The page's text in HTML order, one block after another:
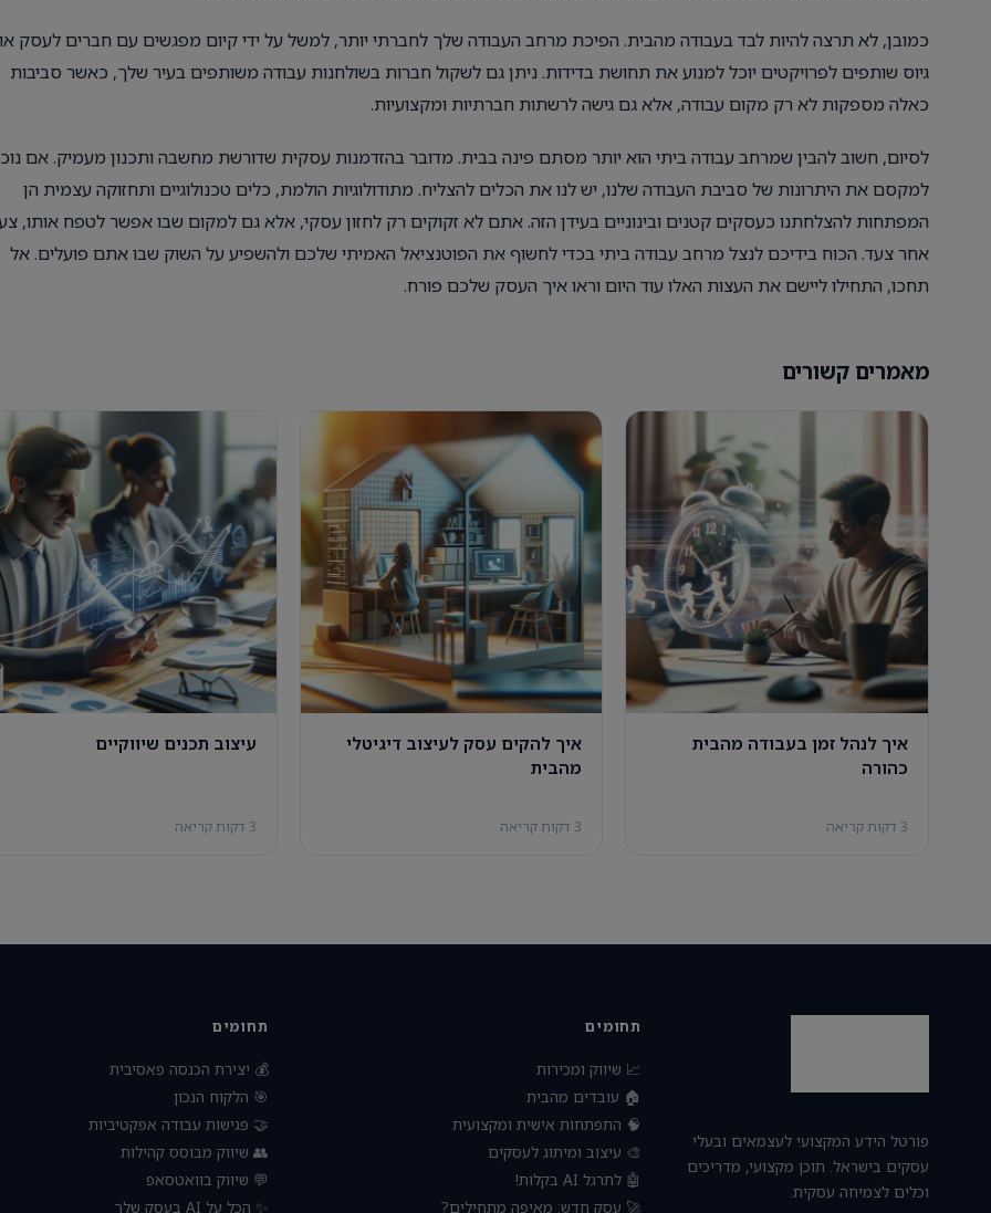
כמובן, לא תרצה להיות לבד בעבודה מהבית. הפיכת מרחב העבודה שלך לחברתי יותר, למשל על ידי קיום מפגשים עם חברים לעסק או
גיוס שותפים לפרויקטים יוכל למנוע את תחושת בדידות. ניתן גם לשקול חברות בשולחנות עבודה משותפים בעיר שלך, כאשר סביבות
כאלה מספקות לא רק מקום עבודה, אלא גם גישה לרשתות חברתיות ומקצועיות.
לסיום, חשוב להבין שמרחב עבודה ביתי הוא יותר מסתם פינה בבית. מדובר בהזדמנות עסקית שדורשת מחשבה ותכנון מעמיק. אם
למקסם את היתרונות של סביבת העבודה שלנו, יש לנו את הכלים להצליח. מתודולוגיות הולמת, כלים טכנולוגיים ותחזוקה עצמית הן
המפתחות להצלחתנו כעסקים קטנים ובינוניים בעידן הזה. אתם לא זקוקים רק לחזון עסקי, אלא גם למקום שבו אפשר לטפח אותו,
אחר צעד. הכוח בידיכם לנצל מרחב עבודה ביתי בכדי לחשוף את הפוטנציאל האמיתי שלכם ולהשפיע על השוק שבו אתם פועלים. אל
תחכו, התחילו ליישם את העצות האלו עוד היום וראו איך העסק שלכם פורח.
מאמרים קשורים
איך לנהל זמן בעבודה מהבית
כהורה
3 דקות קריאה
איך להקים עסק לעיצוב דיגיטלי
מהבית
3 דקות קריאה
עיצוב תכנים שיווקיים
3 דקות קריאה
פורטל הידע המקצועי לעצמאים ובעלי
עסקים בישראל. תוכן מקצועי, מדריכים
וכלים לצמיחה עסקית.
תחומים
📈 שיווק ומכירות
🏠 עובדים מהבית
🧠 התפתחות אישית ומקצועית
🎨 עיצוב ומיתוג לעסקים
🤖 לתרגל AI בקלות!
🚀 עסק חדש: מאיפה מתחילים?
תחומים
💰 יצירת הכנסה פאסיבית
🎯 הלקוח הנכון
🤝 פגישות עבודה אפקטיביות
👥 שיווק מבוסס קהילות
💬 שיווק בוואטסאפ
✨ הכל על AI בעסק שלך